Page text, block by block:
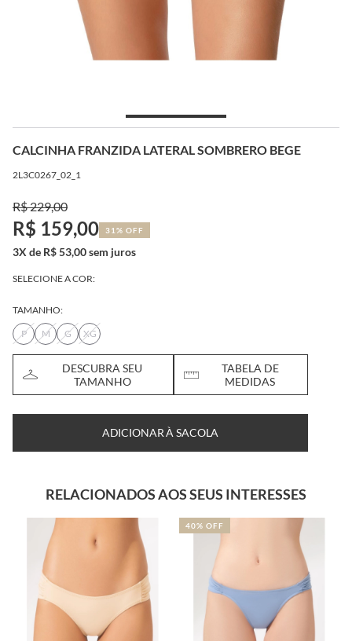
CALCINHA FRANZIDA LATERAL SOMBRERO BEGE
2L3C0267_02_1
R$ 229,00
R$ 159,00 31% OFF
3X de R$ 53,00 sem juros
SELECIONE A COR:
TAMANHO:
P
M G XG
DESCUBRA SEU
TAMANHO
TABELA DE
MEDIDAS
ADICIONAR À SACOLA
RELACIONADOS AOS SEUS INTERESSES
40% OFF